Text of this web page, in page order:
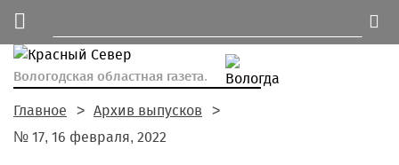
Вологодская областная газета.
Главное
Архив выпусков
№ 17, 16 февраля, 2022